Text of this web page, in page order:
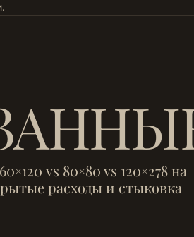
vs 80×80 vs 120×278 на
расходы и стыковка